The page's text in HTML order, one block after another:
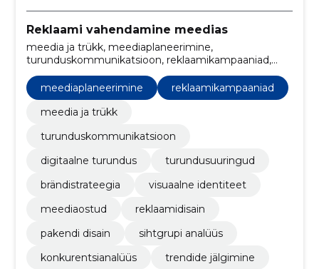
Reklaami vahendamine meedias
meedia ja trükk, meediaplaneerimine,
turunduskommunikatsioon, reklaamikampaaniad,
digitaalne turundus, turundusuuringud,
brändistrateegia, visuaalne identiteet, meediaostud,
reklaamidisain
meediaplaneerimine
reklaamikampaaniad
meedia ja trükk
turunduskommunikatsioon
digitaalne turundus
turundusuuringud
brändistrateegia
visuaalne identiteet
meediaostud
reklaamidisain
pakendi disain
sihtgrupi analüüs
konkurentsianalüüs
trendide jälgimine